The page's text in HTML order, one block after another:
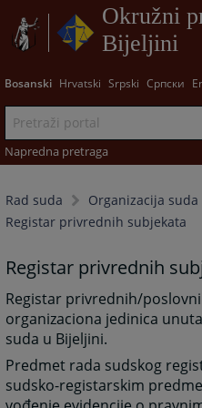
Okružni
Bijeljini
Bosanski Hrvatski Srpski Српски
Napredna pretraga
Rad suda
Organizacija suda
Registar privrednih subjekata
Registar privrednih
Registar privrednih/
organizaciona jedinica
suda u Bijeljini.
Predmet rada sudskog
sudsko-registarskim